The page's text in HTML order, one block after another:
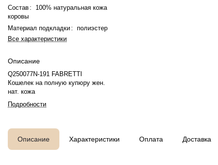
Состав :
100% натуральная кожа
коровы
Материал подкладки : полиэстер
Все характеристики
Описание
Q250077N-191 FABRETTI
Кошелек на полную купюру жен.
нат. кожа
Подробности
Описание Характеристики Оплата Доставка